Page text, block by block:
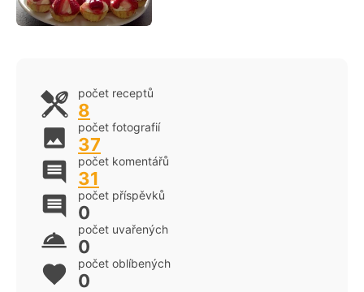
počet receptů
8
počet fotografií
37
počet komentářů
31
počet příspěvků
0
počet uvařených
0
počet oblíbených
0